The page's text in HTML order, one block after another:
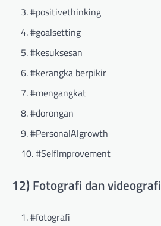
#positivethinking
#goalsetting
#kesuksesan
#kerangka berpikir
#mengangkat
#dorongan
#PersonalAlgrowth
#SelfImprovement
12) Fotografi dan videografi
#fotografi